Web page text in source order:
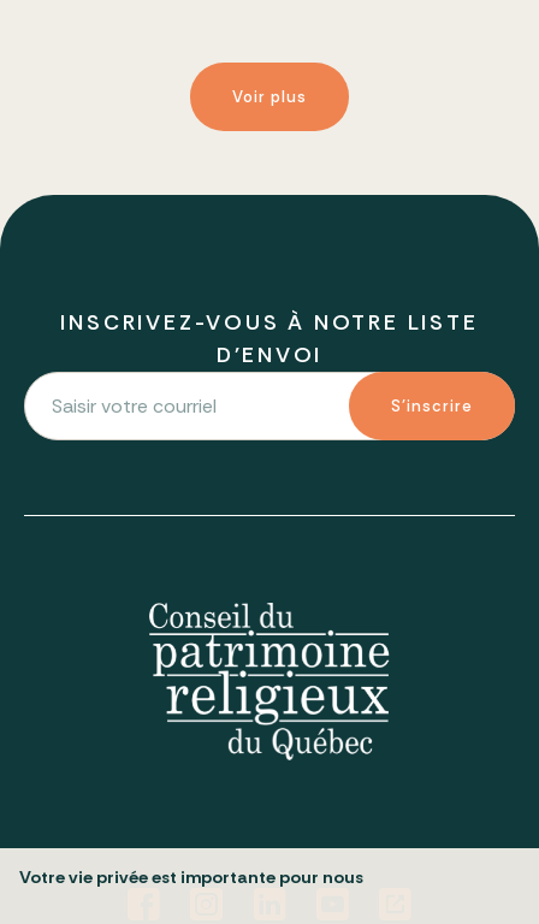
Voir plus
INSCRIVEZ-VOUS À NOTRE LISTE
D'ENVOI
S'inscrire
Votre vie privée est importante pour nous